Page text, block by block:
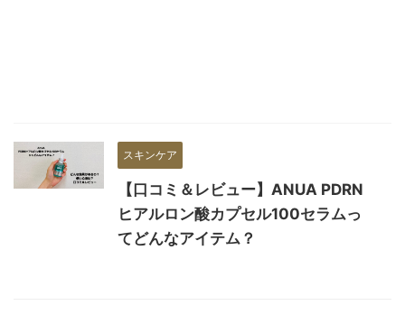
スキンケア
【口コミ＆レビュー】ANUA PDRN
ヒアルロン酸カプセル100セラムっ
てどんなアイテム？